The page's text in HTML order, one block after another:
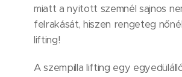
miatt a nyitott szemnél sajnos
felrakását, hiszen rengeteg
lifting!
A szempilla lifting egy